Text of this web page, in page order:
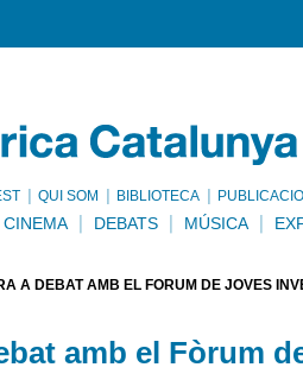
QUI SOM BIBLIOTECA
CINEMA DEBATS MÚSICA
A DEBAT AMB EL FÒRUM DE JOVES
amb el Fòrum